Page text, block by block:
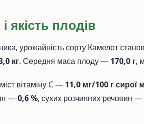
якість плодів
урожайність сорту Камелот
кг. Середня маса плоду — 170,0 г,
вітаміну C — 11,0 мг/100 г сирої
—0,6 %, сухих розчинних речовин —